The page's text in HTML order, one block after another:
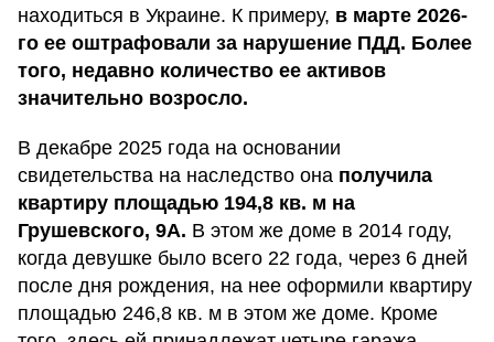
находиться в Украине. К примеру, в марте 2026-
го ее оштрафовали за нарушение ПДД. Более
того, недавно количество ее активов
значительно возросло.
В декабре 2025 года на основании
свидетельства на наследство она получила
квартиру площадью 194,8 кв. м на
Грушевского, 9А. В этом же доме в 2014 году,
когда девушке было всего 22 года, через 6 дней
после дня рождения, на нее оформили квартиру
площадью 246,8 кв. м в этом же доме. Кроме